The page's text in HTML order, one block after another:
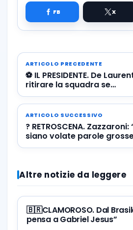
ARTICOLO PRECEDENTE
⚽️ IL PRESIDENTE. De
ritirare la squadra se…
ARTICOLO SUCCESSIVO
? RETROSCENA.
siano volate parole
Giuntoli…”
Altre notizie da leggere
🇧🇷CLAMOROSO. Dal
pensa a Gabriel Jesus”